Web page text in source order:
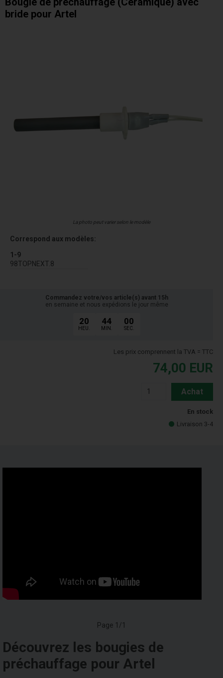
bride pour Artel
La photo peut varier selon le modèle
Correspond aux modèles:
1-9
98TOPNEXT.8
Commandez votre/vos article(s) avant 15h
en semaine et nous expédions le jour même
20
HEU.
44
MIN.
00
SEC.
Les prix comprennent la TVA = TTC
74,00 EUR
Achat
En stock
Livraison 3-4
Page 1/1
Découvrez les bougies de
préchauffage pour Artel